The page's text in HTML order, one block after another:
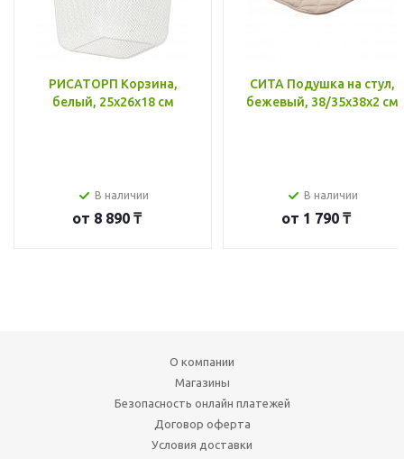
РИСАТОРП Корзина,
белый, 25x26x18 см
В наличии
от 8 890 ₸
СИТА Подушка на стул,
бежевый, 38/35x38x2 см
В наличии
от 1 790 ₸
О компании
Магазины
Безопасность онлайн платежей
Договор оферта
Условия доставки